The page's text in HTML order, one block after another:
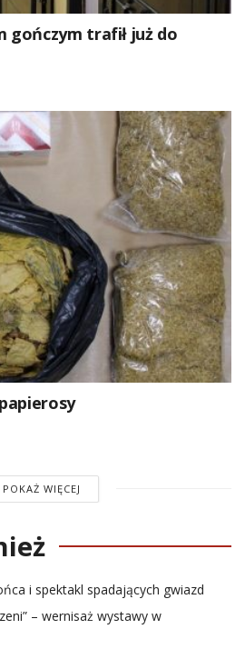
gończym trafił już do
POKAŻ WIĘCEJ
i spektakl spadających gwiazd
– wernisaż wystawy w